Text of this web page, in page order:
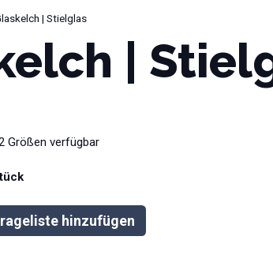
| Stielglas
|
Größen verfügbar
hinzufügen